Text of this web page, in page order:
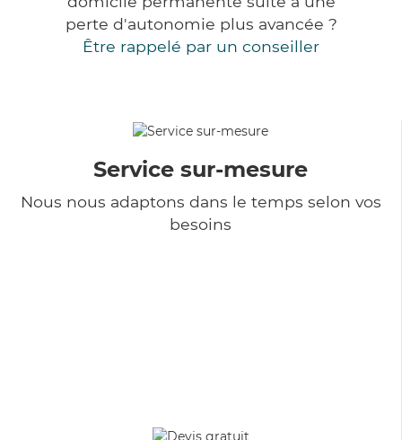
perte d'autonomie plus avancée ?
Être rappelé par un conseiller
Service sur-mesure
Nous nous adaptons dans le temps selon vos
besoins